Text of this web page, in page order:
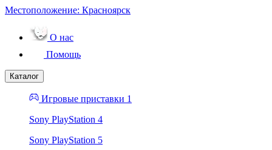
Местоположение: Красноярск
О нас
Помощь
Каталог
Игровые приставки 1
Sony PlayStation 4
Sony PlayStation 5